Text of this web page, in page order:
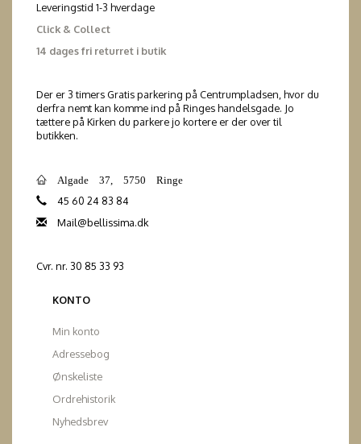
Leveringstid 1-3 hverdage
Click & Collect
14 dages fri returret i butik
Der er 3 timers Gratis parkering på Centrumpladsen, hvor du
derfra nemt kan komme ind på Ringes handelsgade. Jo
tættere på Kirken du parkere jo kortere er der over til
butikken.
Algade 37, 5750 Ringe
45 60 24 83 84
Mail@bellissima.dk
Cvr. nr. 30 85 33 93
KONTO
Min konto
Adressebog
Ønskeliste
Ordrehistorik
Nyhedsbrev